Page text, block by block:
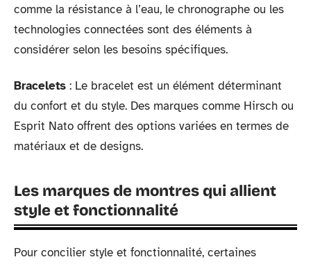
comme la résistance à l’eau, le chronographe ou les
technologies connectées sont des éléments à
considérer selon les besoins spécifiques.
Bracelets : Le bracelet est un élément déterminant
du confort et du style. Des marques comme Hirsch ou
Esprit Nato offrent des options variées en termes de
matériaux et de designs.
Les marques de montres qui allient
style et fonctionnalité
Pour concilier style et fonctionnalité, certaines